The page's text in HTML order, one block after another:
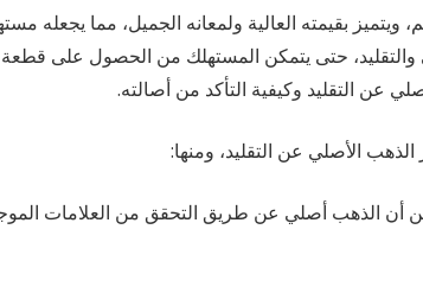
بقيمته العالية ولمعانه الجميل، مما يجعله
والتقليد، حتى يتمكن المستهلك من الحصول على
عن التقليد وكيفية التأكد من أصالته.
الأصلي عن التقليد، ومنها:
أن الذهب أصلي عن طريق التحقق من العلامات